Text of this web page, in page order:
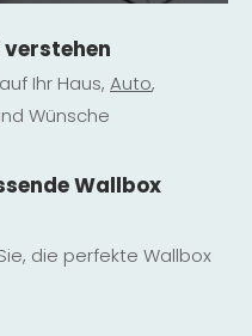
Ihr Haus, Auto,
Wünsche
Wallbox
die perfekte Wallbox